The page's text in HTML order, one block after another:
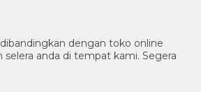
dengan toko online
anda di tempat kami. Segera